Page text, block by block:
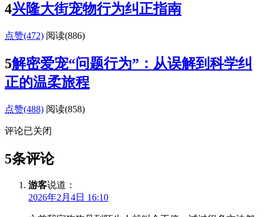
4兴隆大街宠物行为纠正指南
点赞(472) 阅读(886)
5解密爱宠“问题行为”：从误解到科学纠
正的温柔旅程
点赞(488) 阅读(858)
评论已关闭
5条评论
游客说道：
2026年2月4日 16:10